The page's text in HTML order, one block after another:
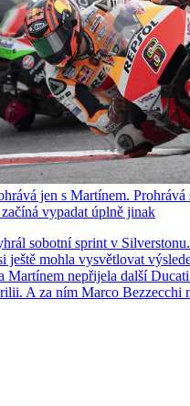
jen s Martínem.
vypadat úplně jinak
sobotní sprint v
ještě mohla vysvětlovat
Martínem nepřijela další
A za ním Marco Bezzecchi